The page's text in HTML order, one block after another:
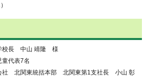
校長 中山 靖隆 様
代表7名
社 北関東統括本部 北関東第1支社長 小山 彰